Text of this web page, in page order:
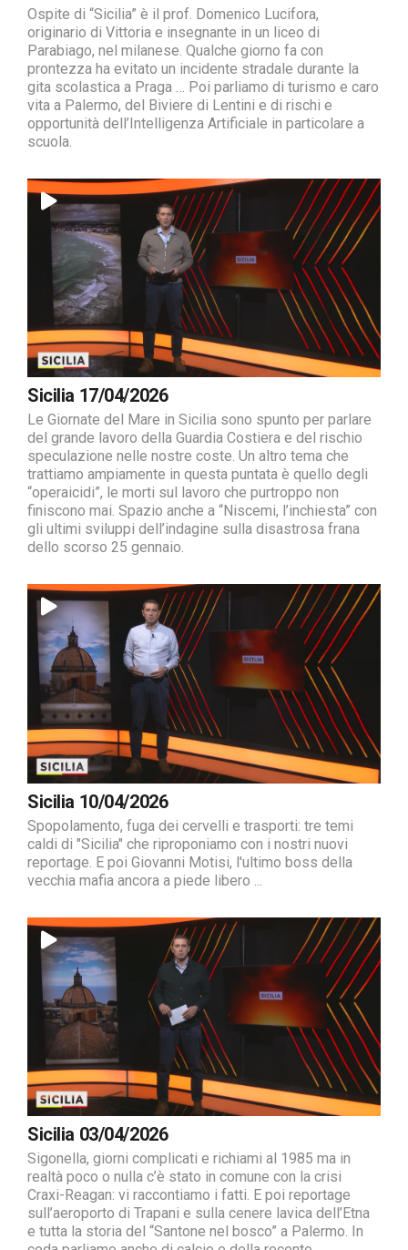
Ospite di “Sicilia” è il prof. Domenico Lucifora,
originario di Vittoria e insegnante in un liceo di
Parabiago, nel milanese. Qualche giorno fa con
prontezza ha evitato un incidente stradale durante la
gita scolastica a Praga … Poi parliamo di turismo e caro
vita a Palermo, del Biviere di Lentini e di rischi e
opportunità dell’Intelligenza Artificiale in particolare a
scuola.
Sicilia 17/04/2026
Le Giornate del Mare in Sicilia sono spunto per parlare
del grande lavoro della Guardia Costiera e del rischio
speculazione nelle nostre coste. Un altro tema che
trattiamo ampiamente in questa puntata è quello degli
“operaicidi”, le morti sul lavoro che purtroppo non
finiscono mai. Spazio anche a “Niscemi, l’inchiesta” con
gli ultimi sviluppi dell’indagine sulla disastrosa frana
dello scorso 25 gennaio.
Sicilia 10/04/2026
Spopolamento, fuga dei cervelli e trasporti: tre temi
caldi di "Sicilia" che riproponiamo con i nostri nuovi
reportage. E poi Giovanni Motisi, l'ultimo boss della
vecchia mafia ancora a piede libero ...
Sicilia 03/04/2026
Sigonella, giorni complicati e richiami al 1985 ma in
realtà poco o nulla c’è stato in comune con la crisi
Craxi-Reagan: vi raccontiamo i fatti. E poi reportage
sull’aeroporto di Trapani e sulla cenere lavica dell’Etna
e tutta la storia del “Santone nel bosco” a Palermo. In